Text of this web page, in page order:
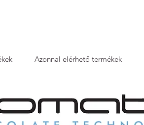
Azonnal elérhető termékek